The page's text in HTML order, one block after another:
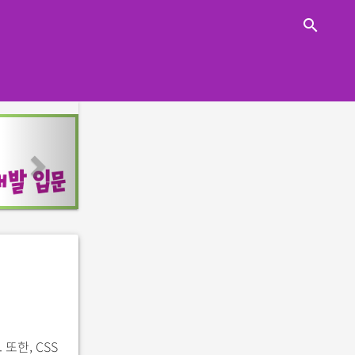
search
x
t
한, CSS